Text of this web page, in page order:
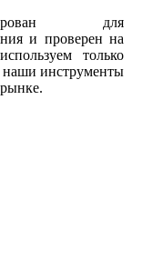
для
и проверен на
только
наши инструменты